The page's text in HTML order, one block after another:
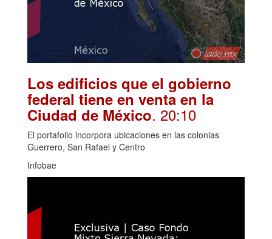
Los edificios que el gobierno
federal tiene en venta en la
Ciudad de México. 20:10
El portafolio incorpora ubicaciones en las colonias
Guerrero, San Rafael y Centro
Infobae